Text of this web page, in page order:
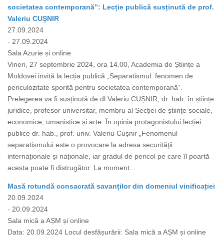
societatea contemporană”: Lecție publică susținută de prof.
Valeriu CUȘNIR
27.09.2024
- 27.09.2024
Sala Azurie și online
Vineri, 27 septembrie 2024, ora 14.00, Academia de Științe a
Moldovei invită la lecția publică „Separatismul: fenomen de
periculozitate sporită pentru societatea contemporană”.
Prelegerea va fi susținută de dl Valeriu CUȘNIR, dr. hab. în științe
juridice, profesor universitar, membru al Secției de științe sociale,
economice, umanistice și arte. În opinia protagonistului lecției
publice dr. hab., prof. univ. Valeriu Cușnir „Fenomenul
separatismului este o provocare la adresa securităţii
internaționale și naționale, iar gradul de pericol pe care îl poartă
acesta poate fi distrugător. La moment...
Masă rotundă consacrată savanților din domeniul vinificației
20.09.2024
- 20.09.2024
Sala mică a AȘM și online
Data: 20.09.2024 Locul desfășurării: Sala mică a AȘM și online